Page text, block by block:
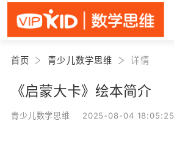
首页 青少儿数学思维 详情
《启蒙大卡》绘本简介
青少儿数学思维 2025-08-04 18:05:25